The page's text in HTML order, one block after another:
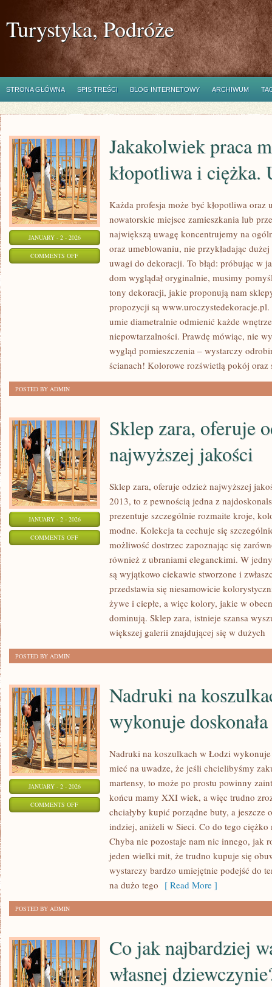
Turystyka, Podróże
STRONA GŁÓWNA SPIS TREŚCI BLOG INTERNETOWY ARCHIWUM
JANUARY - 2 - 2026
COMMENTS OFFON
Jakakolwiek praca
kłopotliwa i ciężka.
Każda profesja może być kłopotliwa
nowatorskie miejsce zamieszkania lub
największą uwagę koncentrujemy na
oraz umeblowaniu, nie przykładając
uwagi do dekoracji. To błąd: próbując w
dom wyglądał oryginalnie, musimy
tony dekoracji, jakie proponują nam
propozycji są www.uroczystedekoracje.pl.
umie diametralnie odmienić każde
niepowtarzalności. Prawdę mówiąc, nie
wygląd pomieszczenia – wystarczy
ścianach! Kolorowe rozświetlą pokój oraz
POSTED BY ADMIN
JANUARY - 2 - 2026
COMMENTS OFFON
Sklep zara, oferuje
najwyższej jakości
Sklep zara, oferuje odzież najwyższej
2013, to z pewnością jedna z
prezentuje szczególnie rozmaite kroje,
modne. Kolekcja ta cechuje się
możliwość dostrzec zapoznając się
również z ubraniami eleganckimi. W
są wyjątkowo ciekawie stworzone i
przedstawia się niesamowicie
żywe i ciepłe, a więc kolory, jakie w
dominują. Sklep zara, istnieje szansa
większej galerii znajdującej się w dużych
POSTED BY ADMIN
JANUARY - 2 - 2026
COMMENTS OFFON
Nadruki na
wykonuje
Nadruki na koszulkach w Łodzi wykonuje
mieć na uwadze, że jeśli chcielibyśmy
martensy, to może po prostu powinny
końcu mamy XXI wiek, a więc trudno
chciałyby kupić porządne buty, a jeszcze
indziej, aniżeli w Sieci. Co do tego
Chyba nie pozostaje nam nic innego, jak
jeden wielki mit, że trudno kupuje się
wystarczy bardzo umiejętnie podejść do
na dużo tego [ Read More ]
POSTED BY ADMIN
Co jak najbardziej
własnej